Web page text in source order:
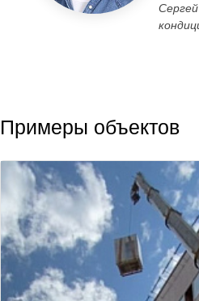
Примеры объектов